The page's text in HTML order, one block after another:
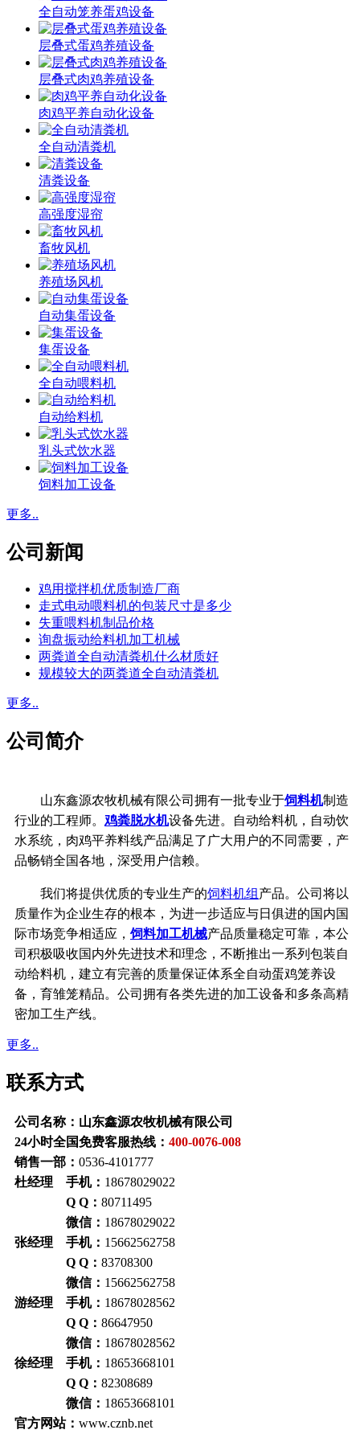
全自动笼养蛋鸡设备
层叠式蛋鸡养殖设备
层叠式肉鸡养殖设备
肉鸡平养自动化设备
全自动清粪机
清粪设备
高强度湿帘
畜牧风机
养殖场风机
自动集蛋设备
集蛋设备
全自动喂料机
自动给料机
乳头式饮水器
饲料加工设备
更多..
公司新闻
鸡用搅拌机优质制造厂商
走式电动喂料机的包装尺寸是多少
失重喂料机制品价格
询盘振动给料机加工机械
两粪道全自动清粪机什么材质好
规模较大的两粪道全自动清粪机
更多..
公司简介
山东鑫源农牧机械有限公司拥有一批专业于饲料机制造
行业的工程师。 鸡粪脱水机设备先进。自动给料机，自动饮
水系统， 肉鸡平养料线产品满足了广大用户的不同需要，产
品畅销全国各地，深受用户信赖。
我们将提供优质的专业生产的饲料机组 产品。公司将以
质量作为企业生存的根本， 为进一步适应与日俱进的国内国
际市场竞争相适应，饲料加工机械产品质量稳定可靠， 本公
司积极吸收国内外先进技术和理念，不断推出一系列包装自
动给料机，建立有完善的质量保证体系全自动蛋鸡笼养设
备，育雏笼精品。公司拥有各类先进的加工设备和多条高精
密加工生产线。
更多..
联系方式
公司名称：山东鑫源农牧机械有限公司
24小时全国免费客服热线： 400-0076-008
销售一部： 0536-4101777
杜经理 手机： 18678029022
Q Q： 80711495
微信： 18678029022
张经理 手机： 15662562758
Q Q： 83708300
微信： 15662562758
游经理 手机： 18678028562
Q Q： 86647950
微信： 18678028562
徐经理 手机： 18653668101
Q Q： 82308689
微信： 18653668101
官方网站： www.cznb.net